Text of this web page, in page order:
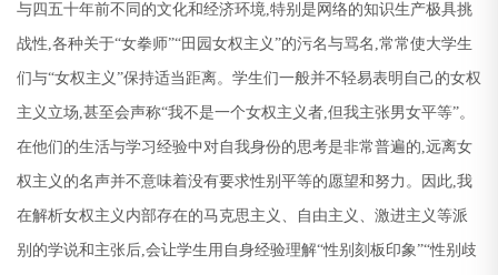
与四五十年前不同的文化和经济环境,特别是网络的知识生产极具挑
战性,各种关于“女拳师”“田园女权主义”的污名与骂名 ,常常使大学生
们与“女权主义”保持适当距离。学生们一般并不轻易表明自己的女权
主义立场,甚至会声称“我不是一个女权主义者,但我主张男女平等”。
在他们的生活与学习经验中对自我身份的思考是非常普遍的,远离女
权主义的名声并不意味着没有要求性别平等的愿望和努力。因此,我
在解析女权主义内部存在的马克思主义、自由主义、激进主义等派
别的学说和主张后,会让学生用自身经验理解“性别刻板印象”“性别歧